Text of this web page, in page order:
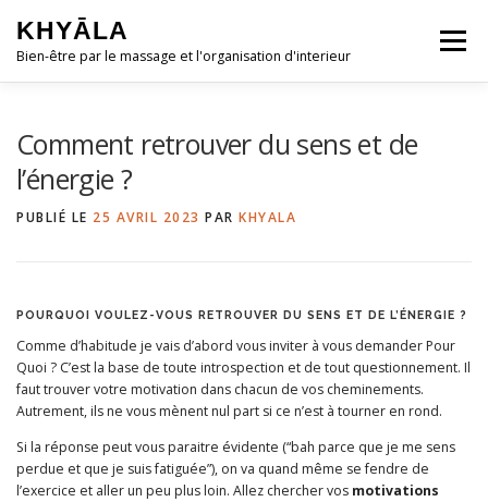
contenu
KHYĀLA
Bien-être par le massage et l'organisation d'interieur
Menu
CONTACT & RDV
Comment retrouver du sens et de
l’énergie ?
PUBLIÉ LE 25 AVRIL 2023 PAR KHYALA
POURQUOI VOULEZ-VOUS RETROUVER DU SENS ET DE L’ÉNERGIE ?
Comme d’habitude je vais d’abord vous inviter à vous demander Pour
Quoi ? C’est la base de toute introspection et de tout questionnement. Il
faut trouver votre motivation dans chacun de vos cheminements.
Autrement, ils ne vous mènent nul part si ce n’est à tourner en rond.
Si la réponse peut vous paraitre évidente (“bah parce que je me sens
perdue et que je suis fatiguée”), on va quand même se fendre de
l’exercice et aller un peu plus loin. Allez chercher vos motivations